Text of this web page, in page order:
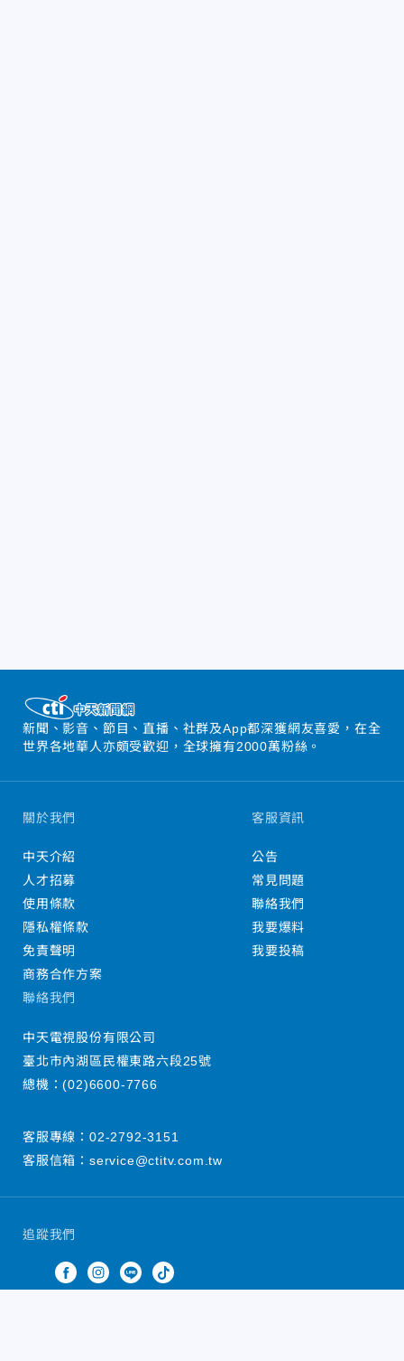
新聞、影音、節目、直播、社群及App都深獲網友喜愛，在全
世界各地華人亦頗受歡迎，全球擁有2000萬粉絲。
追蹤我們
關於我們
中天介紹
人才招募
使用條款
隱私權條款
免責聲明
商務合作方案
客服資訊
公告
常見問題
聯絡我們
我要爆料
我要投稿
聯絡我們
中天電視股份有限公司
臺北市內湖區民權東路六段25號
總機：(02)6600-7766
客服專線： 02-2792-3151
客服信箱： service@ctitv.com.tw